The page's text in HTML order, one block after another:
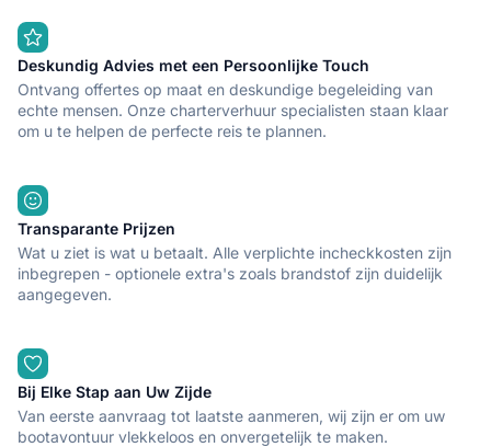
Deskundig Advies met een Persoonlijke Touch
Ontvang offertes op maat en deskundige begeleiding van
echte mensen. Onze charterverhuur specialisten staan klaar
om u te helpen de perfecte reis te plannen.
Transparante Prijzen
Wat u ziet is wat u betaalt. Alle verplichte incheckkosten zijn
inbegrepen - optionele extra's zoals brandstof zijn duidelijk
aangegeven.
Bij Elke Stap aan Uw Zijde
Van eerste aanvraag tot laatste aanmeren, wij zijn er om uw
bootavontuur vlekkeloos en onvergetelijk te maken.